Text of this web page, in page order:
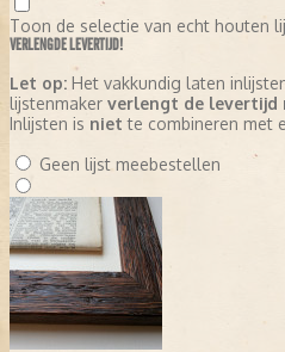
Toon de selectie van echt houten
VERLENGDE LEVERTIJD!
Let op: Het vakkundig laten
lijstenmaker verlengt de levertijd
Inlijsten is niet te combineren met
Geen lijst meebestellen